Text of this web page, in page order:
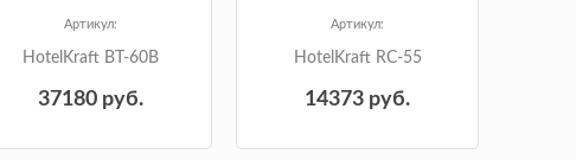
Артикул:
HotelKraft BT-60B
37180 руб.
Артикул:
HotelKraft RC-55
14373 руб.